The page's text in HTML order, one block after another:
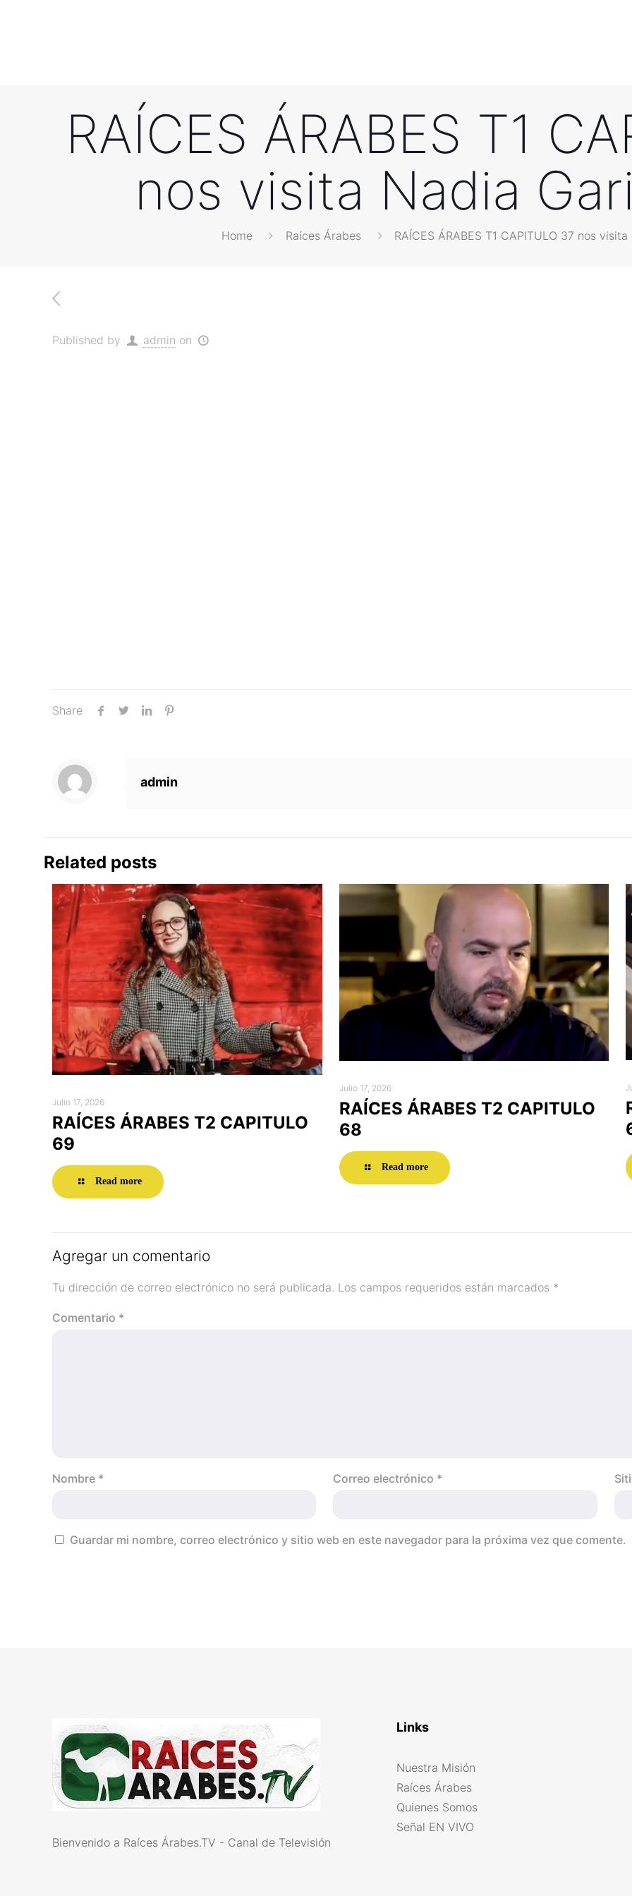
RAÍCES ÁRABES T1
nos visita Nadia
Home Raíces Árabes RAÍCES ÁRABES T1 CAPITULO 37 nos
Published by admin on
Share
admin
Related posts
Julio 17, 2026
RAÍCES ÁRABES T2 CAPITULO
69
Read more
Julio 17, 2026
RAÍCES ÁRABES T2 CAPITULO
68
Read more
Agregar un comentario
Tu dirección de correo electrónico no será publicada. Los campos requeridos están marcados *
Comentario *
Nombre * Correo electrónico *
Guardar mi nombre, correo electrónico y sitio web en este navegador para la próxima vez que comente.
Bienvenido a Raíces Árabes.TV - Canal de Televisión
Links
Nuestra Misión
Raíces Árabes
Quienes Somos
Señal EN VIVO